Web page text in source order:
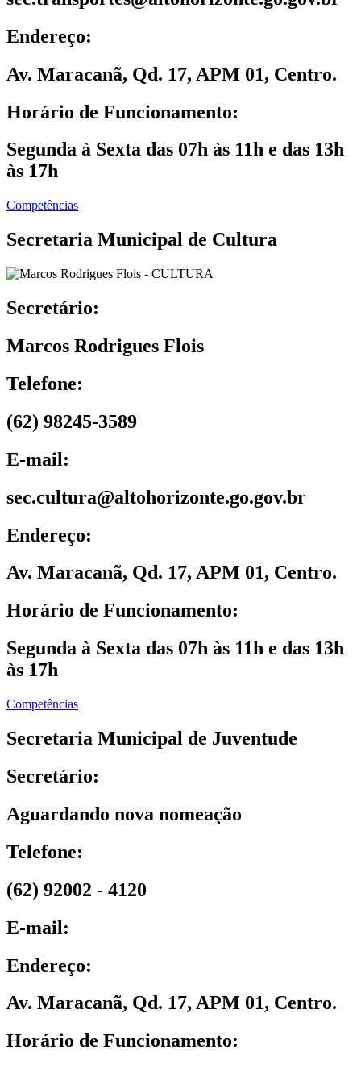
Endereço:
Av. Maracanã, Qd. 17, APM 01, Centro.
Horário de Funcionamento:
Segunda à Sexta das 07h às 11h e das 13h
às 17h
Competências
Secretaria Municipal de Cultura
Secretário:
Marcos Rodrigues Flois
Telefone:
(62) 98245-3589
E-mail:
sec.cultura@altohorizonte.go.gov.br
Endereço:
Av. Maracanã, Qd. 17, APM 01, Centro.
Horário de Funcionamento:
Segunda à Sexta das 07h às 11h e das 13h
às 17h
Competências
Secretaria Municipal de Juventude
Secretário:
Aguardando nova nomeação
Telefone:
(62) 92002 - 4120
E-mail:
Endereço:
Av. Maracanã, Qd. 17, APM 01, Centro.
Horário de Funcionamento: